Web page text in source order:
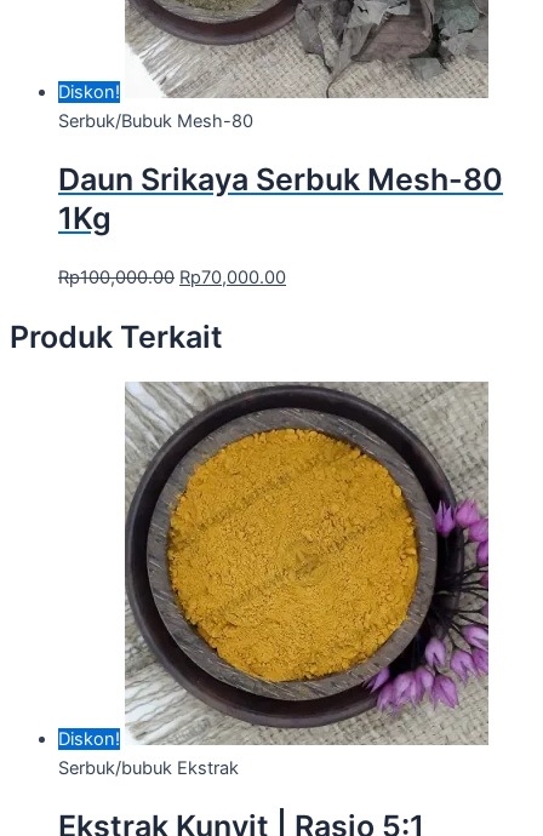
Diskon!
Serbuk/Bubuk Mesh-80
Daun Srikaya Serbuk Mesh-80
1Kg
Rp100,000.00 Rp70,000.00
Produk Terkait
Diskon!
Serbuk/bubuk Ekstrak
Ekstrak Kunyit | Rasio 5:1